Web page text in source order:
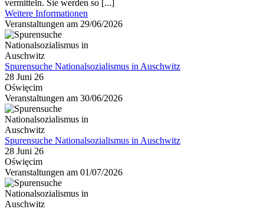
vermitteln. Sie werden so [...]
Weitere Informationen
Veranstaltungen am 29/06/2026
Spurensuche Nationalsozialismus in Auschwitz
28 Juni 26
Oświęcim
Veranstaltungen am 30/06/2026
Spurensuche Nationalsozialismus in Auschwitz
28 Juni 26
Oświęcim
Veranstaltungen am 01/07/2026